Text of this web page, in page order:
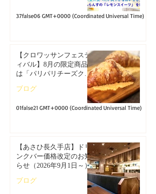
37false06 GMT+0000 (Coordinated Universal Time)
【クロワッサンフェステ
ィバル】8月の限定商品
は「パリパリチーズクロ
ブログ
01false21 GMT+0000 (Coordinated Universal Time)
【あさひ長久手店】ドリ
ンクバー価格改定のお知
らせ（2026年9月1日～）
ブログ